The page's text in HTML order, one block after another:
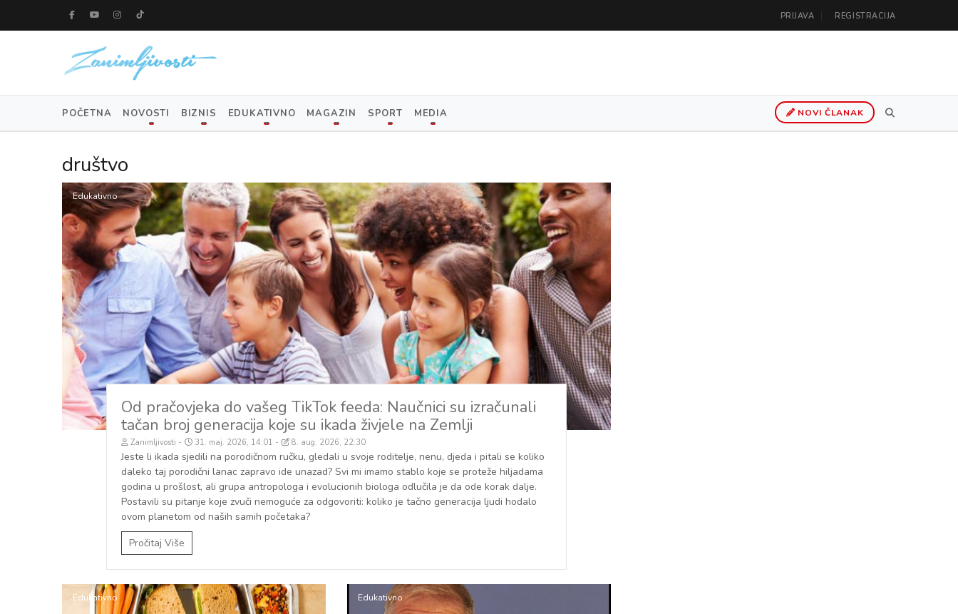
PRIJAVA REGISTRACIJA
POČETNA NOVOSTI BIZNIS EDUKATIVNO MAGAZIN SPORT MEDIA NOVI ČLANAK
društvo
Edukativno
Od pračovjeka do vašeg TikTok feeda: Naučnici su izračunali
tačan broj generacija koje su ikada živjele na Zemlji
Zanimljivosti 31. maj. 2026, 14:01 8. aug. 2026, 22:30
Jeste li ikada sjedili na porodičnom ručku, gledali u svoje roditelje, nenu, djeda i pitali se koliko
daleko taj porodični lanac zapravo ide unazad? Svi mi imamo stablo koje se proteže hiljadama
godina u prošlost, ali grupa antropologa i evolucionih biologa odlučila je da ode korak dalje.
Postavili su pitanje koje zvuči nemoguće za odgovoriti: koliko je tačno generacija ljudi hodalo
ovom planetom od naših samih početaka?
Pročitaj Više
Edukativno Edukativno